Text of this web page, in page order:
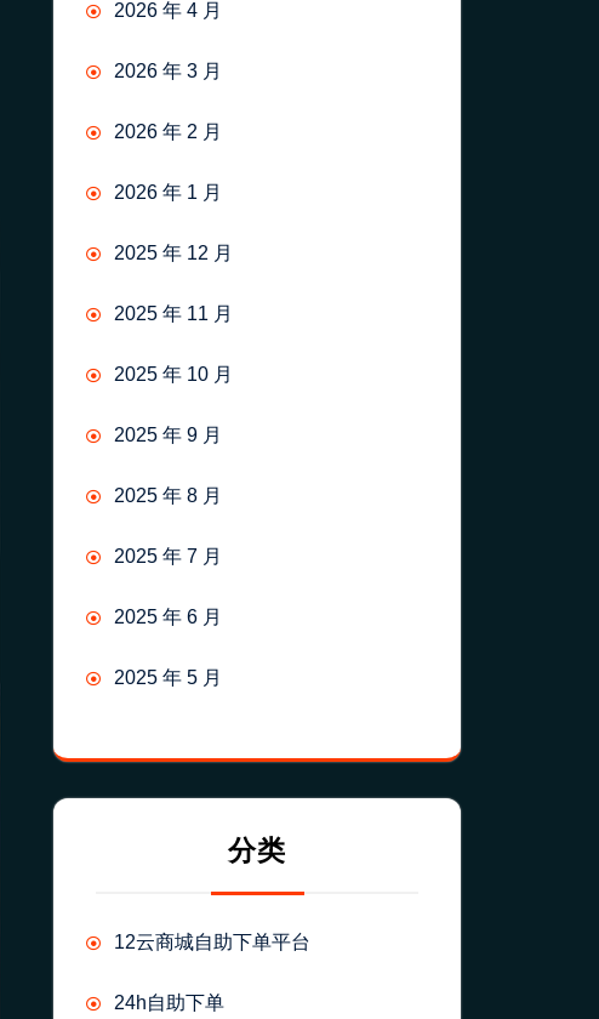
2026 年 4 月
2026 年 3 月
2026 年 2 月
2026 年 1 月
2025 年 12 月
2025 年 11 月
2025 年 10 月
2025 年 9 月
2025 年 8 月
2025 年 7 月
2025 年 6 月
2025 年 5 月
分类
12云商城自助下单平台
24h自助下单